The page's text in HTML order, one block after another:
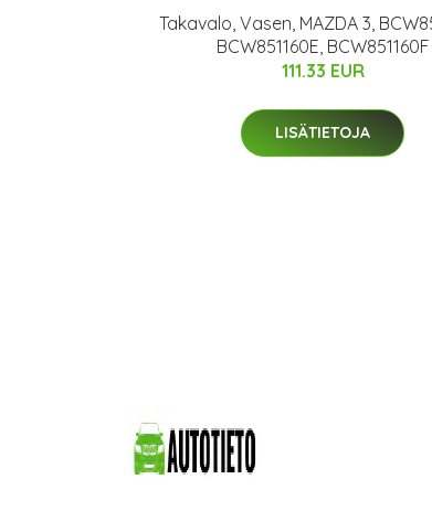
Takavalo, Vasen, MAZDA 3,
BCW851160E, BCW851160F
111.33 EUR
LISÄTIETOJA